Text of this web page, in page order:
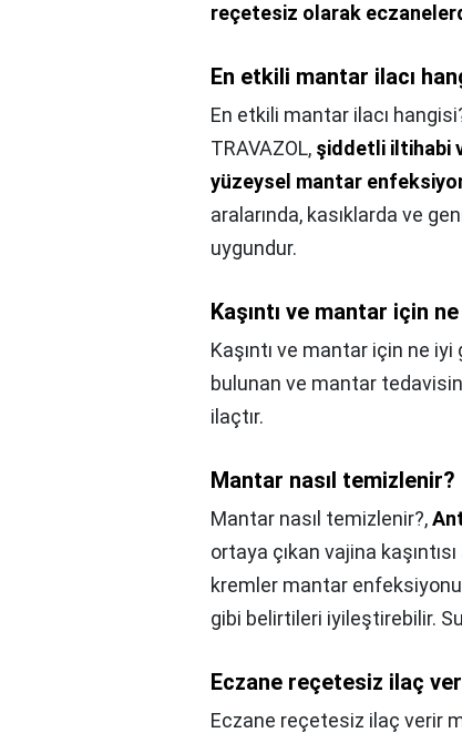
reçetesiz olarak
En etkili mantar ilacı
En etkili mantar ilacı
TRAVAZOL, şiddetli iltihabi
yüzeysel mantar
aralarında, kasıklarda ve
uygundur.
Kaşıntı ve mantar için
Kaşıntı ve mantar için ne iyi
bulunan ve mantar
ilaçtır.
Mantar nasıl temizlenir?
Mantar nasıl temizlenir?,
ortaya çıkan vajina
kremler mantar
gibi belirtileri iyileştirebilir. Su
Eczane reçetesiz ilaç
Eczane reçetesiz ilaç verir